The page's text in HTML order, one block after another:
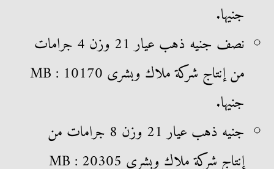
جنيها.
نصف جنيه ذهب عيار 21 وزن 4 جرامات
من إنتاج شركة ملاك وبشرى MB : 10170
جنيها.
جنيه ذهب عيار 21 وزن 8 جرامات من
إنتاج شركة ملاك وبشرى MB : 20305